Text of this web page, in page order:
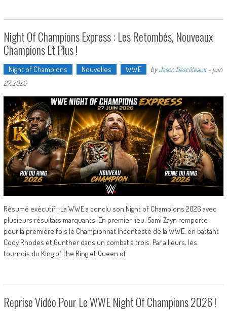
Night Of Champions Express : Les Retombés, Nouveaux
Champions Et Plus !
Night of Champions Nouvelles WWE byJason Descôteaux- juin
27, 2026
Résumé exécutif : La WWE a conclu son Night of Champions 2026 avec
plusieurs résultats marquants. En premier lieu, Sami Zayn remporte
pour la première fois le Championnat Incontesté de la WWE, en battant
Cody Rhodes et Gunther dans un combat à trois. Par ailleurs, les
tournois du King of the Ring et Queen of
Reprise Vidéo Pour Le WWE Night Of Champions 2026 !